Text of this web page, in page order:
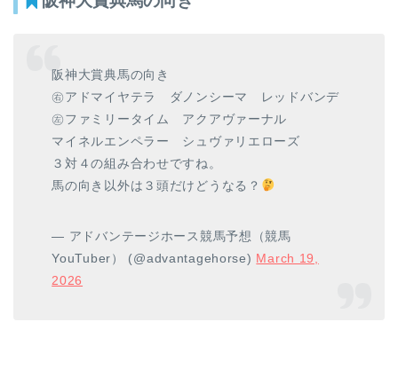
阪神大賞典馬の向き
㊨アドマイヤテラ ダノンシーマ レッドバンデ
㊧ファミリータイム アクアヴァーナル
マイネルエンペラー シュヴァリエローズ
３対４の組み合わせですね。
馬の向き以外は３頭だけどうなる？
— アドバンテージホース競馬予想（競馬
YouTuber） (@advantagehorse) March 19,
2026